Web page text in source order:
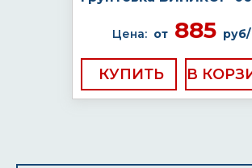
Цена: от885 руб/
КУПИТЬ